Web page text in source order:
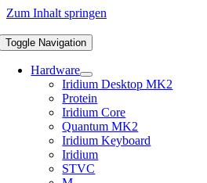
Zum Inhalt springen
Toggle Navigation
Hardware
Iridium Desktop MK2
Protein
Iridium Core
Quantum MK2
Iridium Keyboard
Iridium
STVC